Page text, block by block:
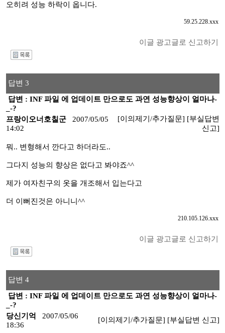
오히려 성능 하락이 옵니다.
59.25.228.xxx
이글 광고글로 신고하기
답변 3
답변 : INF 파일 에 업데이트 만으로도 과연 성능향상이 얼마나-
_-?
프랑이오너호칠군
2007/05/05
14:02
[이의제기/추가질문] [부실답변
신고]
뭐.. 변형해서 깐다고 하더라도..
그다지 성능의 향상은 없다고 봐야죠^^
제가 여자친구의 옷을 개조해서 입는다고
더 이뻐진것은 아니니^^
210.105.126.xxx
이글 광고글로 신고하기
답변 4
답변 : INF 파일 에 업데이트 만으로도 과연 성능향상이 얼마나-
_-?
당신기억
2007/05/06
18:36
[이의제기/추가질문] [부실답변 신고]